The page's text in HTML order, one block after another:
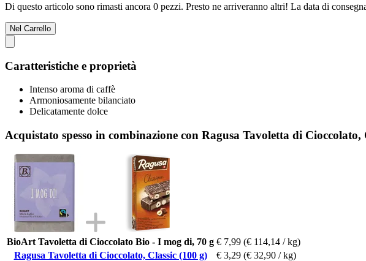
Di questo articolo sono rimasti ancora 0 pezzi. Presto ne arriveranno altri! La data di
Nel Carrello
Caratteristiche e proprietà
Intenso aroma di caffè
Armoniosamente bilanciato
Delicatamente dolce
Acquistato spesso in combinazione con Ragusa Tavoletta di Cioccolato,
BioArt Tavoletta di Cioccolato Bio - I mog di, 70 g € 7,99 (€ 114,14 / kg)
Ragusa Tavoletta di Cioccolato, Classic (100 g)
€ 3,29 (€ 32,90 / kg)